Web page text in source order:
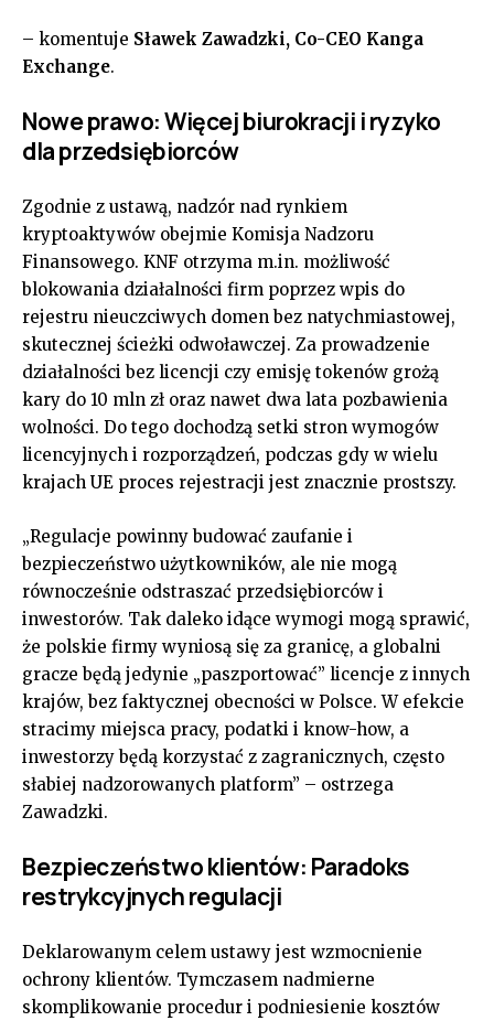
– komentuje Sławek Zawadzki, Co-CEO Kanga
Exchange.
Nowe prawo: Więcej biurokracji i ryzyko
dla przedsiębiorców
Zgodnie z ustawą, nadzór nad rynkiem
kryptoaktywów obejmie Komisja Nadzoru
Finansowego. KNF otrzyma m.in. możliwość
blokowania działalności firm poprzez wpis do
rejestru nieuczciwych domen bez natychmiastowej,
skutecznej ścieżki odwoławczej. Za prowadzenie
działalności bez licencji czy emisję tokenów grożą
kary do 10 mln zł oraz nawet dwa lata pozbawienia
wolności. Do tego dochodzą setki stron wymogów
licencyjnych i rozporządzeń, podczas gdy w wielu
krajach UE proces rejestracji jest znacznie prostszy.
„Regulacje powinny budować zaufanie i
bezpieczeństwo użytkowników, ale nie mogą
równocześnie odstraszać przedsiębiorców i
inwestorów. Tak daleko idące wymogi mogą sprawić,
że polskie firmy wyniosą się za granicę, a globalni
gracze będą jedynie „paszportować” licencje z innych
krajów, bez faktycznej obecności w Polsce. W efekcie
stracimy miejsca pracy, podatki i know-how, a
inwestorzy będą korzystać z zagranicznych, często
słabiej nadzorowanych platform” – ostrzega
Zawadzki.
Bezpieczeństwo klientów: Paradoks
restrykcyjnych regulacji
Deklarowanym celem ustawy jest wzmocnienie
ochrony klientów. Tymczasem nadmierne
skomplikowanie procedur i podniesienie kosztów